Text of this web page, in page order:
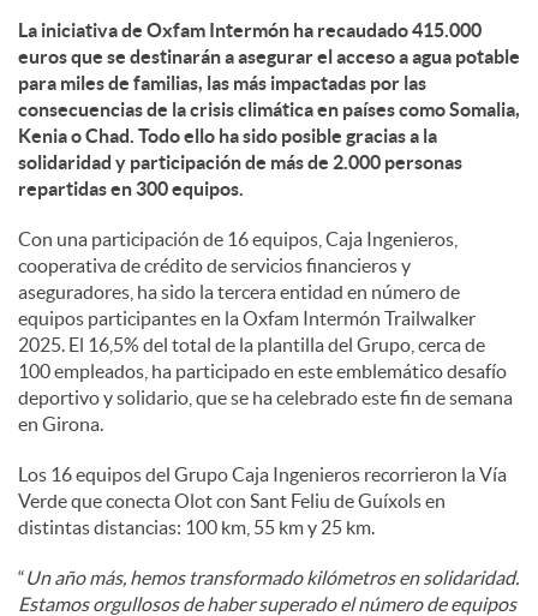
n
i
d
o
s
La iniciativa de Oxfam Intermón ha recaudado 415.000
euros que se destinarán a asegurar el acceso a agua potable
para miles de familias, las más impactadas por las
consecuencias de la crisis climática en países como Somalia,
Kenia o Chad. Todo ello ha sido posible gracias a la
solidaridad y participación de más de 2.000 personas
repartidas en 300 equipos.
Con una participación de 16 equipos, Caja Ingenieros,
cooperativa de crédito de servicios financieros y
aseguradores, ha sido la tercera entidad en número de
equipos participantes en la Oxfam Intermón Trailwalker
2025. El 16,5% del total de la plantilla del Grupo, cerca de
100 empleados, ha participado en este emblemático desafío
deportivo y solidario, que se ha celebrado este fin de semana
en Girona.
Los 16 equipos del Grupo Caja Ingenieros recorrieron la Vía
Verde que conecta Olot con Sant Feliu de Guíxols en
distintas distancias: 100 km, 55 km y 25 km.
“Un año más, hemos transformado kilómetros en solidaridad.
Estamos orgullosos de haber superado el número de equipos